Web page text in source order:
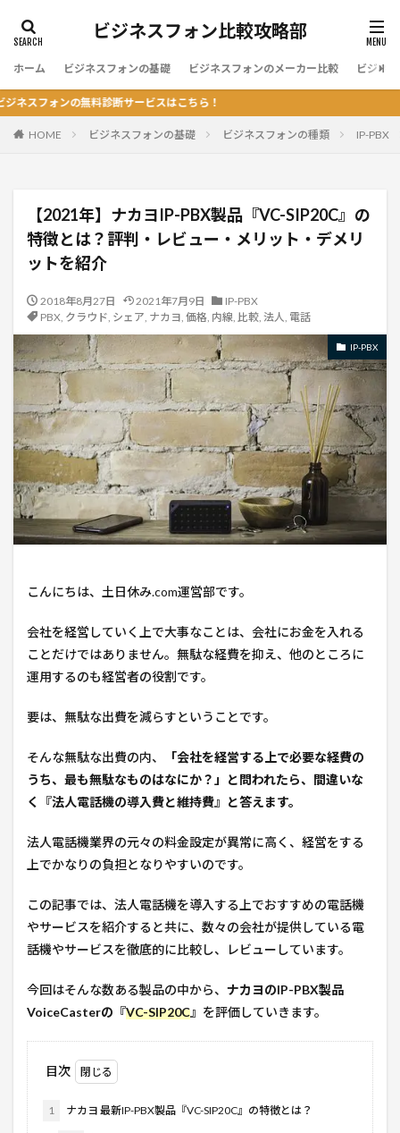
ビジネスフォン比較攻略部
ホーム ビジネスフォンの基礎 ビジネスフォンのメーカー比較 ビジネ
無料診断サービスはこちら！
HOME ビジネスフォンの基礎 ビジネスフォンの種類 IP-PBX
【2021年】ナカヨIP-PBX製品『VC-SIP20C』の
特徴とは？評判・レビュー・メリット・デメリ
ットを紹介
2018年8月27日 2021年7月9日
IP-PBX
PBX, クラウド, シェア, ナカヨ, 価格, 内線, 比較, 法人, 電話
IP-PBX
こんにちは、土日休み.com運営部です。
会社を経営していく上で大事なことは、会社にお金を入れる
ことだけではありません。無駄な経費を抑え、他のところに
運用するのも経営者の役割です。
要は、無駄な出費を減らすということです。
そんな無駄な出費の内、 「会社を経営する上で必要な経費の
うち、最も無駄なものはなにか？ 」と問われたら、間違いな
く
『法人電話機の導入費と維持費』 と答えます。
法人電話機業界の元々の料金設定が異常に高く、経営をする
上でかなりの負担となりやすいのです。
この記事では、法人電話機を導入する上でおすすめの電話機
やサービスを紹介すると共に、数々の会社が提供している電
話機やサービスを徹底的に比較し、レビューしています。
今回はそんな数ある製品の中から、 ナカヨのIP-PBX製品
VoiceCasterの『VC-SIP20C』 を評価していきます。
目次
1 ナカヨ 最新IP-PBX製品『VC-SIP20C』の特徴とは？